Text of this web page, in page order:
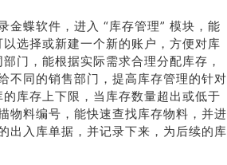
金蝶软件，进入 “库存管理” 模块，能
选择或新建一个新的账户，方便对库
门，能根据实际需求合理分配库存，
不同的销售部门，提高库存管理的针对
库存上下限，当库存数量超出或低于
物料编号，能快速查找库存物料，并进
出入库单据，并记录下来，为后续的库